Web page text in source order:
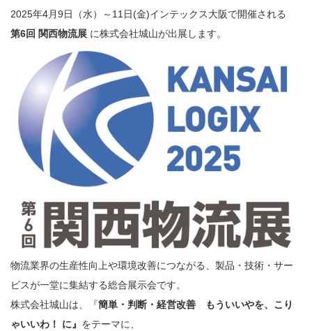
2025年4月9日（水）～11日(金)インテックス大阪で開催される
第6回 関西物流展 に株式会社城山が出展します。
物流業界の生産性向上や環境改善につながる、製品・技術・サー
ビスが一堂に集結する総合展示会です。
株式会社城山は、
『簡単・判断・経営改善 もういいやを、こり
ゃいいわ ！ に』 をテーマに、